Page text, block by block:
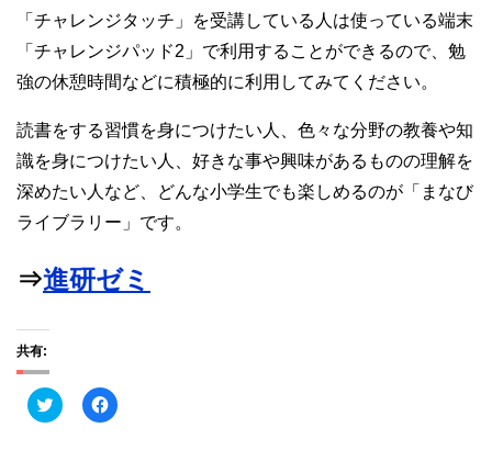
「チャレンジタッチ」を受講している人は使っている端末
「チャレンジパッド2」で利用することができるので、勉
強の休憩時間などに積極的に利用してみてください。
読書をする習慣を身につけたい人、色々な分野の教養や知
識を身につけたい人、好きな事や興味があるものの理解を
深めたい人など、どんな小学生でも楽しめるのが「まなび
ライブラリー」です。
⇒進研ゼミ
共有:
ク
リ
F
a